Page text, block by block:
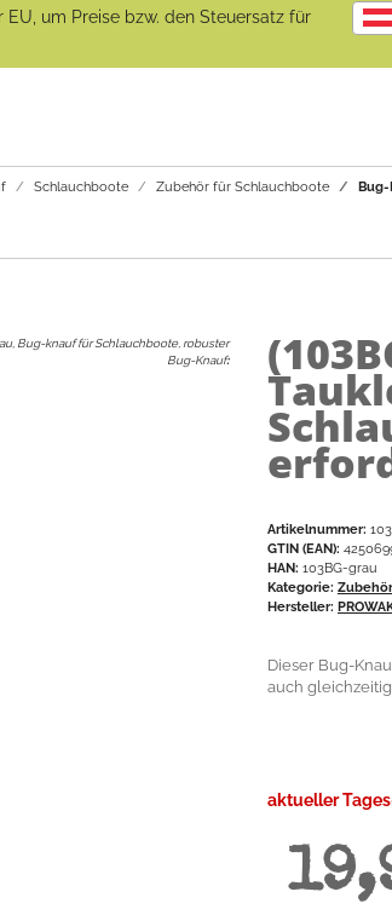
um Preise bzw. den Steuersatz für
Schlauchboote Zubehör für Schlauchboote Bug-
Bug-knauf für Schlauchboote, robuster
Bug-Knauf:
Artikelnummer:
GTIN (EAN):
HAN: 103BG-grau
Kategorie:
Hersteller:
Dieser Bug-
auch
aktueller